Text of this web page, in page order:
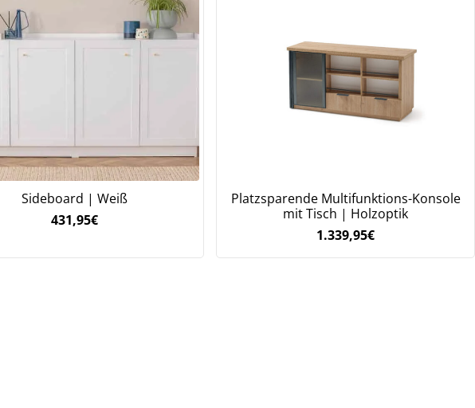
Sideboard | Weiß
431,95€
Platzsparende Multifunktions-Konsole
mit Tisch | Holzoptik
1.339,95€